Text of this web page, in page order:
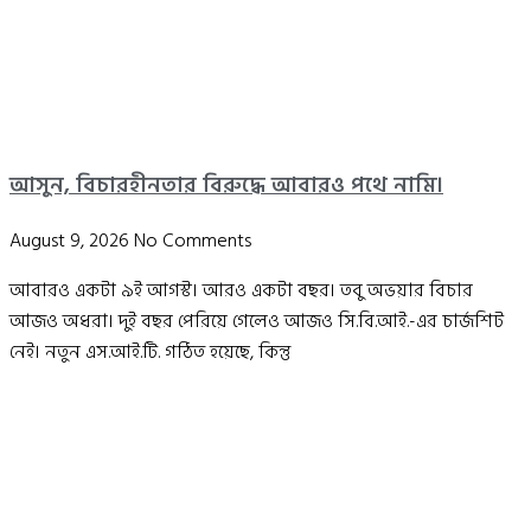
আসুন, বিচারহীনতার বিরুদ্ধে আবারও পথে নামি।
August 9, 2026No Comments
আবারও একটা ৯ই আগস্ট। আরও একটা বছর। তবু অভয়ার বিচার
আজও অধরা। দুই বছর পেরিয়ে গেলেও আজও সি.বি.আই.-এর চার্জশিট
নেই। নতুন এস.আই.টি. গঠিত হয়েছে, কিন্তু